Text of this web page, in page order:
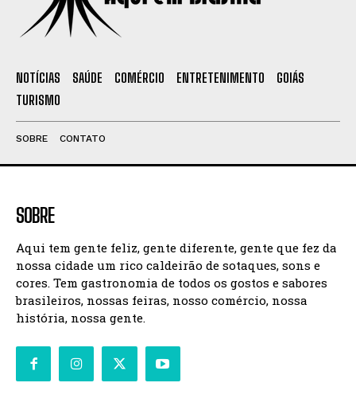
NOTÍCIAS SAÚDE COMÉRCIO ENTRETENIMENTO
GOIÁS
TURISMO
SOBRE CONTATO
SOBRE
Aqui tem gente feliz, gente diferente, gente que fez da
nossa cidade um rico caldeirão de sotaques, sons e
cores. Tem gastronomia de todos os gostos e sabores
brasileiros, nossas feiras, nosso comércio, nossa
história, nossa gente.